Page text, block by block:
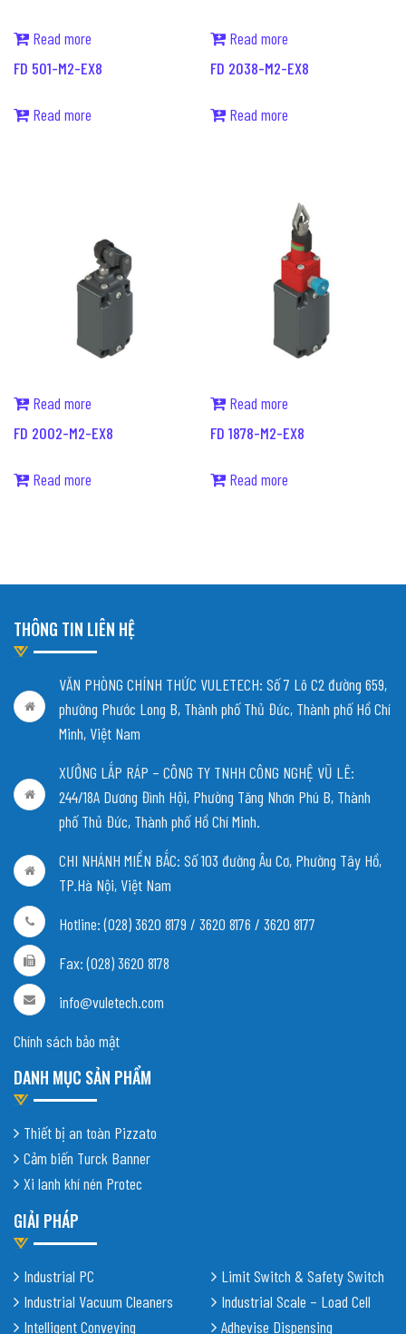
Read more
FD 501-M2-EX8
Read more
Read more
FD 2038-M2-EX8
Read more
Read more
FD 2002-M2-EX8
Read more
Read more
FD 1878-M2-EX8
Read more
THÔNG TIN LIÊN HỆ
VĂN PHÒNG CHÍNH THỨC VULETECH: Số 7 Lô C2 đường 659,
phường Phước Long B, Thành phố Thủ Đức, Thành phố Hồ Chí
Minh, Việt Nam
XƯỞNG LẮP RÁP – CÔNG TY TNHH CÔNG NGHỆ VŨ LÊ:
244/18A Dương Đình Hội, Phường Tăng Nhơn Phú B, Thành
phố Thủ Đức, Thành phố Hồ Chí Minh.
CHI NHÁNH MIỀN BẮC: Số 103 đường Âu Cơ, Phường Tây Hồ,
TP.Hà Nội, Việt Nam
Hotline: (028) 3620 8179 / 3620 8176 / 3620 8177
Fax: (028) 3620 8178
info@vuletech.com
Chính sách bảo mật
DANH MỤC SẢN PHẨM
Thiết bị an toàn Pizzato
Cảm biến Turck Banner
Xi lanh khí nén Protec
GIẢI PHÁP
Industrial PC
Industrial Vacuum Cleaners
Intelligent Conveying
Limit Switch & Safety Switch
Industrial Scale – Load Cell
Adhevise Dispensing